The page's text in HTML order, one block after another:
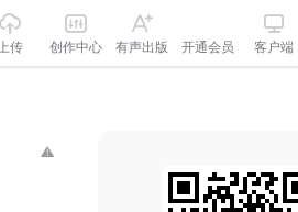
上传 创作中心 有声出版 开通会员 客户端